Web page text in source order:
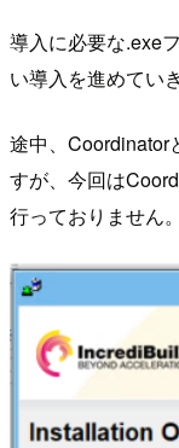
導入に必要な.exe
い導入を進めてい
途中、Coordinator
すが、今回は
行っておりません。